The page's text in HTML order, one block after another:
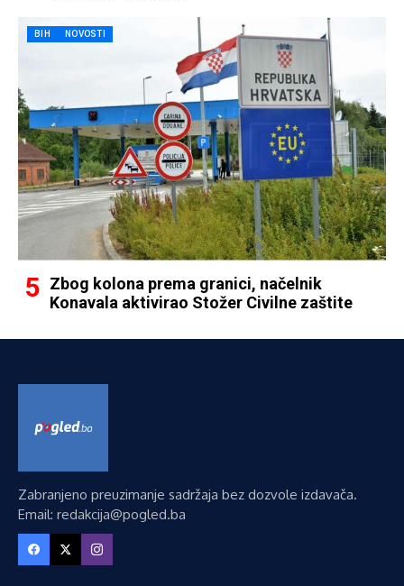
BIH NOVOSTI
Zbog kolona prema granici, načelnik
Konavala aktivirao Stožer Civilne zaštite
Zabranjeno preuzimanje sadržaja bez dozvole izdavača.
Email: redakcija@pogled.ba